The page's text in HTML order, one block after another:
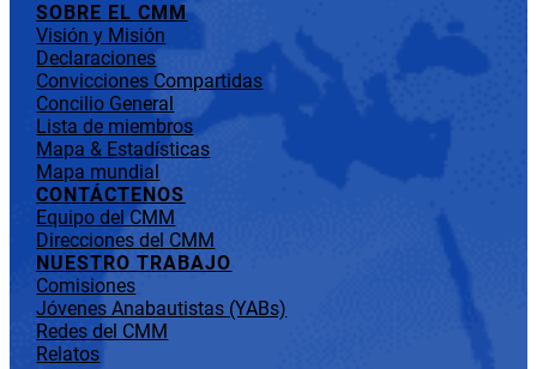
SOBRE EL CMM
Visión y Misión
Declaraciones
Convicciones Compartidas
Concilio General
Lista de miembros
Mapa & Estadísticas
Mapa mundial
CONTÁCTENOS
Equipo del CMM
Direcciones del CMM
NUESTRO TRABAJO
Comisiones
Jóvenes Anabautistas (YABs)
Redes del CMM
Relatos